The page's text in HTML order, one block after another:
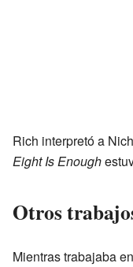
Rich interpretó a
Eight Is Enough
Otros
Mientras trabajaba en